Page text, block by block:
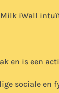
iWall
en is een
sociale en